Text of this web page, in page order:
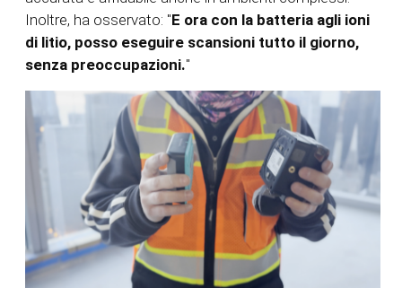
Inoltre, ha osservato: "E ora con la batteria agli ioni
di litio, posso eseguire scansioni tutto il giorno,
senza preoccupazioni."